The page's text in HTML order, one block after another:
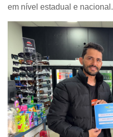
em nível estadual e nacional. ​​​​​​​